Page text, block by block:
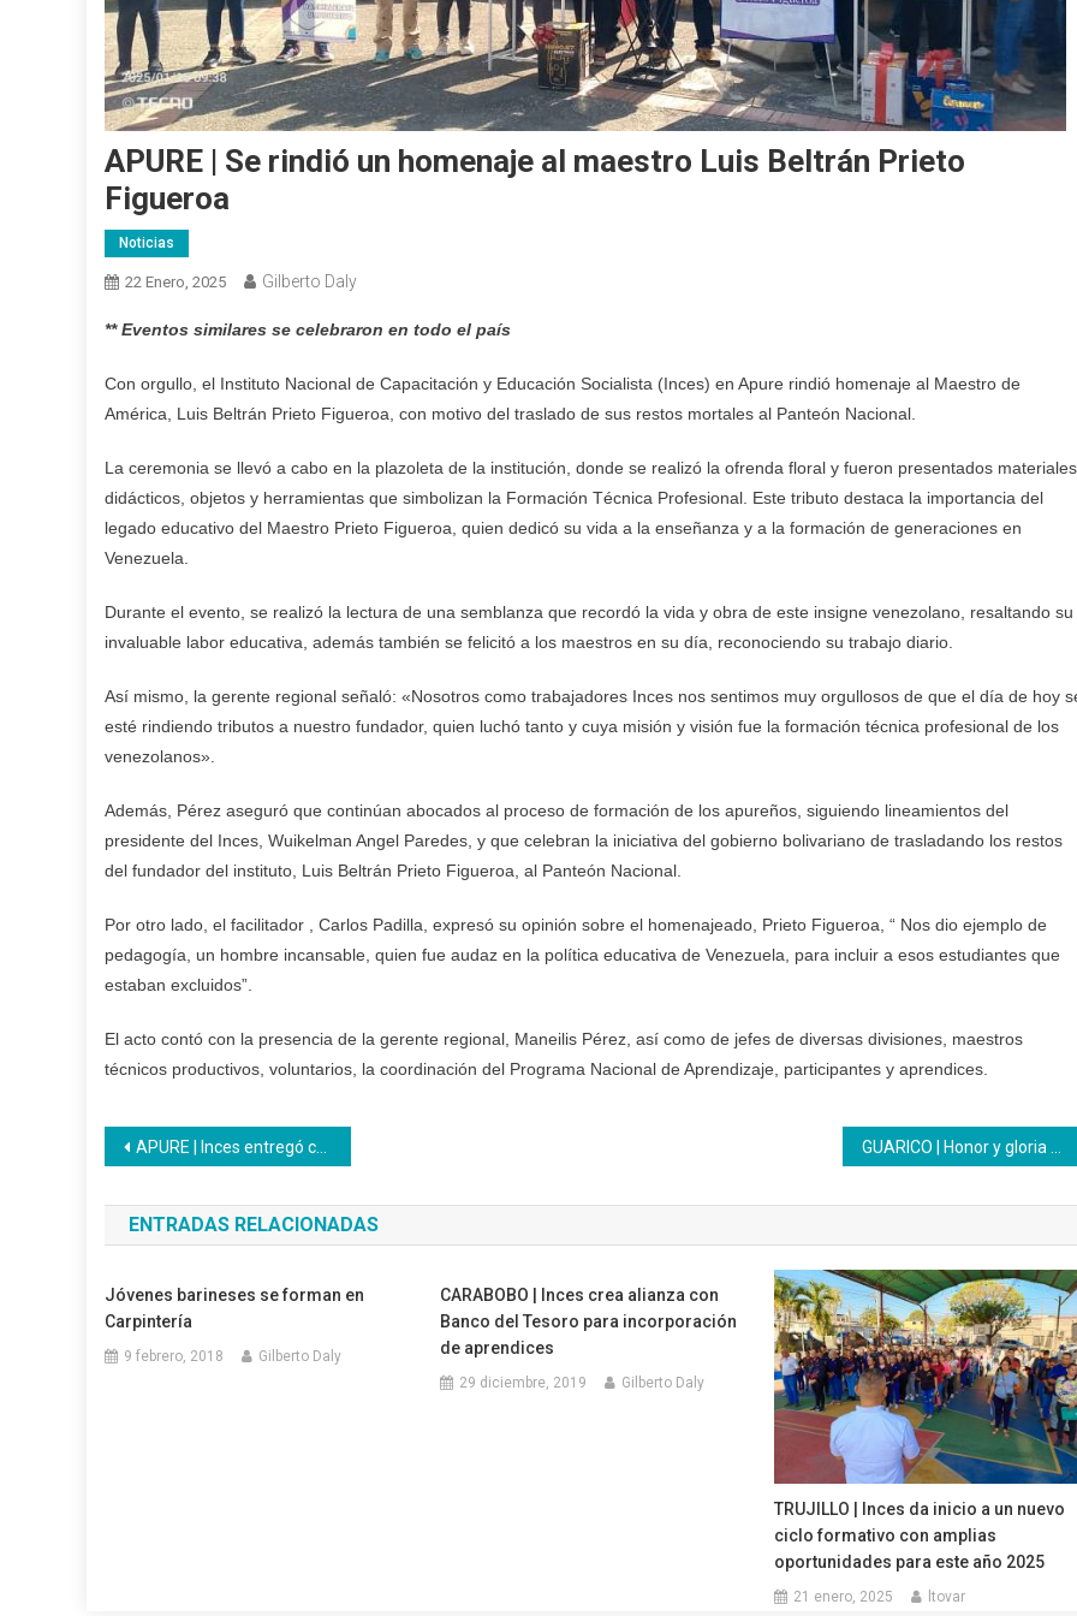
APURE | Se rindió un homenaje al maestro Luis Beltrán Prieto
Figueroa
Noticias
22 Enero, 2025 Gilberto Daly
** Eventos similares se celebraron en todo el país
Con orgullo, el Instituto Nacional de Capacitación y Educación Socialista (Inces) en Apure rindió homenaje al Maestro de
América, Luis Beltrán Prieto Figueroa, con motivo del traslado de sus restos mortales al Panteón Nacional.
La ceremonia se llevó a cabo en la plazoleta de la institución, donde se realizó la ofrenda floral y fueron presentados materiales
didácticos, objetos y herramientas que simbolizan la Formación Técnica Profesional. Este tributo destaca la importancia del
legado educativo del Maestro Prieto Figueroa, quien dedicó su vida a la enseñanza y a la formación de generaciones en
Venezuela.
Durante el evento, se realizó la lectura de una semblanza que recordó la vida y obra de este insigne venezolano, resaltando su
invaluable labor educativa, además también se felicitó a los maestros en su día, reconociendo su trabajo diario.
Así mismo, la gerente regional señaló: «Nosotros como trabajadores Inces nos sentimos muy orgullosos de que el día de hoy
esté rindiendo tributos a nuestro fundador, quien luchó tanto y cuya misión y visión fue la formación técnica profesional de los
venezolanos».
Además, Pérez aseguró que continúan abocados al proceso de formación de los apureños, siguiendo lineamientos del
presidente del Inces, Wuikelman Angel Paredes, y que celebran la iniciativa del gobierno bolivariano de trasladando los restos
del fundador del instituto, Luis Beltrán Prieto Figueroa, al Panteón Nacional.
Por otro lado, el facilitador , Carlos Padilla, expresó su opinión sobre el homenajeado, Prieto Figueroa, “ Nos dio ejemplo de
pedagogía, un hombre incansable, quien fue audaz en la política educativa de Venezuela, para incluir a esos estudiantes que
estaban excluidos”.
El acto contó con la presencia de la gerente regional, Maneilis Pérez, así como de jefes de diversas divisiones, maestros
técnicos productivos, voluntarios, la coordinación del Programa Nacional de Aprendizaje, participantes y aprendices.
Navegación
de
entradas
APURE | Inces entregó certificados a trabajadores de Corpoelec en Apure
ENTRADAS RELACIONADAS
Jóvenes barineses se forman en
Carpintería
9 febrero, 2018 Gilberto Daly
CARABOBO | Inces crea alianza con
Banco del Tesoro para incorporación
de aprendices
29 diciembre, 2019 Gilberto Daly
TRUJILLO | Inces da inicio a un nuevo
ciclo formativo con amplias
oportunidades para este año 2025
21 enero, 2025 ltovar